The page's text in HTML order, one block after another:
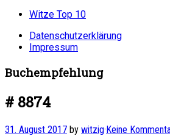
Witze Top 10
Datenschutzerklärung
Impressum
Buchempfehlung
# 8874
31. August 2017 by witzig·Keine